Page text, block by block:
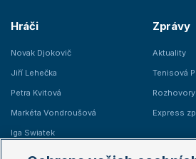
Hráči
Novak Djokovič
Jiří Lehečka
Petra Kvitová
Markéta Vondroušová
Iga Swiatek
Zprávy
Aktuality
Tenisová
Rozhovory
Express